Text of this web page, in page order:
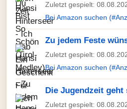
Zuletzt gespielt:
Bei Amazon suchen
Zu jedem Feste
Zuletzt gespielt:
Bei Amazon suchen
Die Jugendzeit
Zuletzt gespielt: